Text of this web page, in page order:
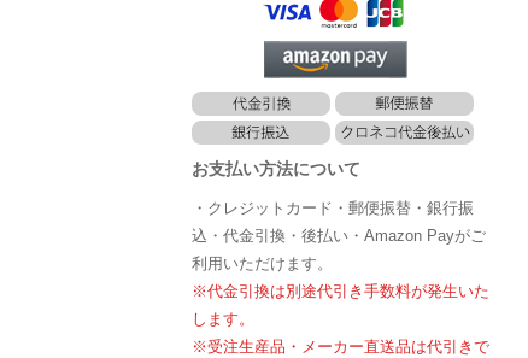
お支払い方法について
・クレジットカード・郵便振替・銀行振
込・代金引換・後払い・Amazon Payがご
利用いただけます。
※代金引換は別途代引き手数料が発生いた
します。
※受注生産品・メーカー直送品は代引きで